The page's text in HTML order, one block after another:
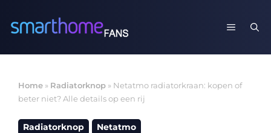
naar
MENU
Home » Radiatorknop » Netatmo radiatorkraan: kopen of
beter niet? Alle details op een rij
Radiatorknop Netatmo